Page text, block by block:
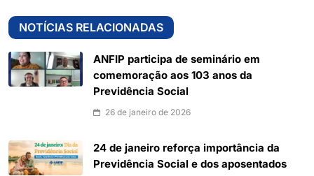
NOTÍCIAS RELACIONADAS
ANFIP participa de seminário em
comemoração aos 103 anos da
Previdência Social
26 de janeiro de 2026
24 de janeiro reforça importância da
Previdência Social e dos aposentados